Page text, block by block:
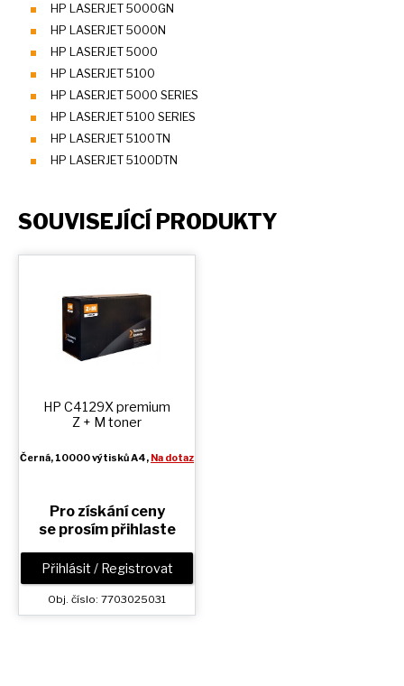
HP LASERJET 5000GN
HP LASERJET 5000N
HP LASERJET 5000
HP LASERJET 5100
HP LASERJET 5000 SERIES
HP LASERJET 5100 SERIES
HP LASERJET 5100TN
HP LASERJET 5100DTN
SOUVISEJÍCÍ PRODUKTY
HP C4129X premium
Z + M toner
Černá, 10000 výtisků A4, Na dotaz
Pro získání ceny
se prosím přihlaste
Přihlásit / Registrovat
Obj. číslo: 7703025031